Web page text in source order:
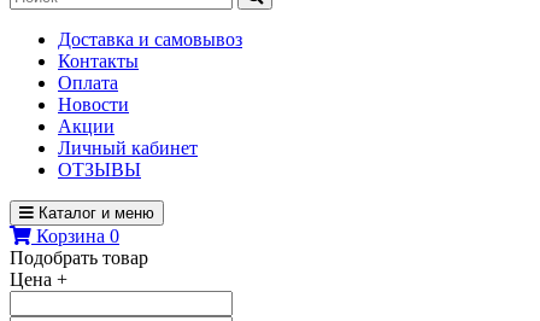
Доставка и самовывоз
Контакты
Оплата
Новости
Акции
Личный кабинет
ОТЗЫВЫ
Каталог и меню
Корзина 0
Подобрать товар
Цена +